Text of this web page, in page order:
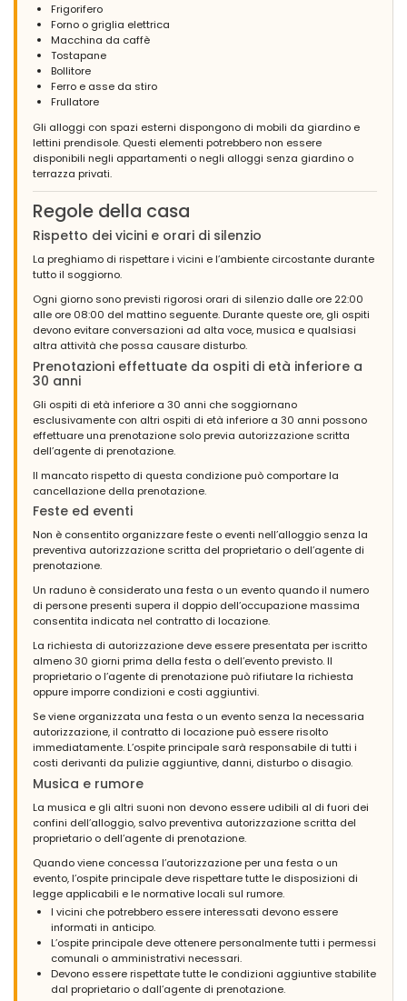
Frigorifero
Forno o griglia elettrica
Macchina da caffè
Tostapane
Bollitore
Ferro e asse da stiro
Frullatore
Gli alloggi con spazi esterni dispongono di mobili da giardino e
lettini prendisole. Questi elementi potrebbero non essere
disponibili negli appartamenti o negli alloggi senza giardino o
terrazza privati.
Regole della casa
Rispetto dei vicini e orari di silenzio
La preghiamo di rispettare i vicini e l’ambiente circostante durante
tutto il soggiorno.
Ogni giorno sono previsti rigorosi orari di silenzio dalle ore 22:00
alle ore 08:00 del mattino seguente. Durante queste ore, gli ospiti
devono evitare conversazioni ad alta voce, musica e qualsiasi
altra attività che possa causare disturbo.
Prenotazioni effettuate da ospiti di età inferiore a
30 anni
Gli ospiti di età inferiore a 30 anni che soggiornano
esclusivamente con altri ospiti di età inferiore a 30 anni possono
effettuare una prenotazione solo previa autorizzazione scritta
dell’agente di prenotazione.
Il mancato rispetto di questa condizione può comportare la
cancellazione della prenotazione.
Feste ed eventi
Non è consentito organizzare feste o eventi nell’alloggio senza la
preventiva autorizzazione scritta del proprietario o dell’agente di
prenotazione.
Un raduno è considerato una festa o un evento quando il numero
di persone presenti supera il doppio dell’occupazione massima
consentita indicata nel contratto di locazione.
La richiesta di autorizzazione deve essere presentata per iscritto
almeno 30 giorni prima della festa o dell’evento previsto. Il
proprietario o l’agente di prenotazione può rifiutare la richiesta
oppure imporre condizioni e costi aggiuntivi.
Se viene organizzata una festa o un evento senza la necessaria
autorizzazione, il contratto di locazione può essere risolto
immediatamente. L’ospite principale sarà responsabile di tutti i
costi derivanti da pulizie aggiuntive, danni, disturbo o disagio.
Musica e rumore
La musica e gli altri suoni non devono essere udibili al di fuori dei
confini dell’alloggio, salvo preventiva autorizzazione scritta del
proprietario o dell’agente di prenotazione.
Quando viene concessa l’autorizzazione per una festa o un
evento, l’ospite principale deve rispettare tutte le disposizioni di
legge applicabili e le normative locali sul rumore.
I vicini che potrebbero essere interessati devono essere
informati in anticipo.
L’ospite principale deve ottenere personalmente tutti i permessi
comunali o amministrativi necessari.
Devono essere rispettate tutte le condizioni aggiuntive stabilite
dal proprietario o dall’agente di prenotazione.